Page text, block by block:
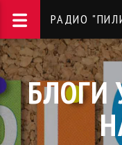
РАДИО
БЛОГИ